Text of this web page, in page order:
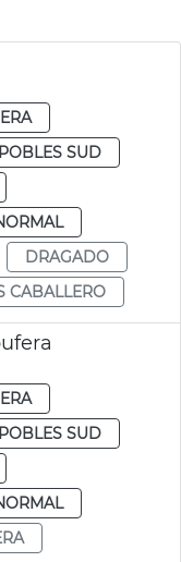
POBLES SUD
DRAGADO
CABALLERO
POBLES SUD